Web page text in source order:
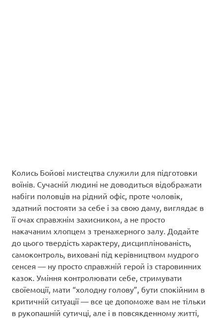
Колись Бойові мистецтва служили для підготовки
воїнів. Сучасній людині не доводиться відображати
набіги половців на рідний офіс, проте чоловік,
здатний постояти за себе і за свою даму, виглядає в
її очах справжнім захисником, а не просто
накачаним хлопцем з тренажерного залу. Додайте
до цього твердість характеру, дисциплінованість,
самоконтроль, виховані під керівництвом мудрого
сенсея — ну просто справжній герой із старовинних
казок. Уміння контролювати себе, стримувати
своїемоції, мати “холодну голову”, бути спокійним в
критичній ситуації — все це допоможе вам не тільки
в рукопашній сутичці, але і в повсякденному житті,